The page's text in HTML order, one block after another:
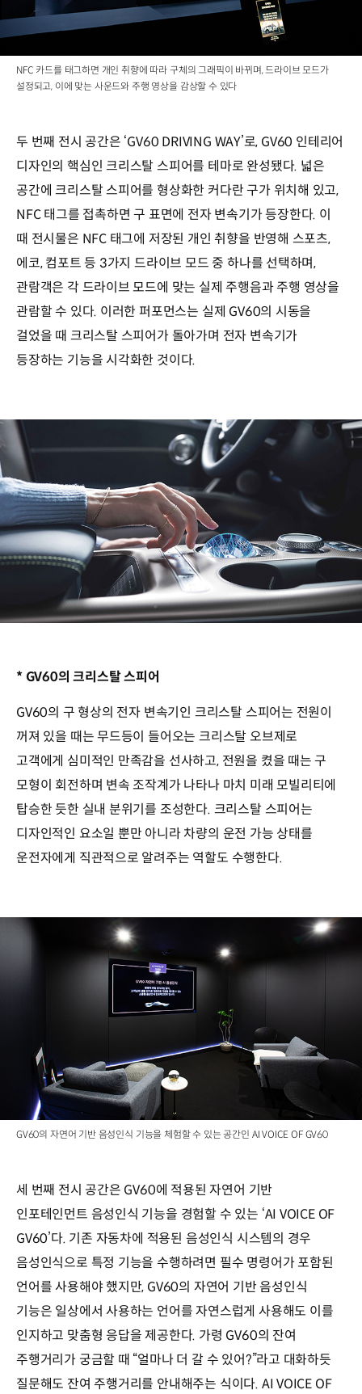
NFC 카드를 태그하면 개인 취향에 따라 구체의 그래픽이 바뀌며, 드라이브 모드가
설정되고, 이에 맞는 사운드와 주행 영상을 감상할 수 있다
두 번째 전시 공간은 ‘GV60 DRIVING WAY’로, GV60 인테리어
디자인의 핵심인 크리스탈 스피어를 테마로 완성됐다. 넓은
공간에 크리스탈 스피어를 형상화한 커다란 구가 위치해 있고,
NFC 태그를 접촉하면 구 표면에 전자 변속기가 등장한다. 이
때 전시물은 NFC 태그에 저장된 개인 취향을 반영해 스포츠,
에코, 컴포트 등 3가지 드라이브 모드 중 하나를 선택하며,
관람객은 각 드라이브 모드에 맞는 실제 주행음과 주행 영상을
관람할 수 있다. 이러한 퍼포먼스는 실제 GV60의 시동을
걸었을 때 크리스탈 스피어가 돌아가며 전자 변속기가
등장하는 기능을 시각화한 것이다.
* GV60의 크리스탈 스피어
GV60의 구 형상의 전자 변속기인 크리스탈 스피어는 전원이
꺼져 있을 때는 무드등이 들어오는 크리스탈 오브제로
고객에게 심미적인 만족감을 선사하고, 전원을 켰을 때는 구
모형이 회전하며 변속 조작계가 나타나 마치 미래 모빌리티에
탑승한 듯한 실내 분위기를 조성한다. 크리스탈 스피어는
디자인적인 요소일 뿐만 아니라 차량의 운전 가능 상태를
운전자에게 직관적으로 알려주는 역할도 수행한다.
GV60의 자연어 기반 음성인식 기능을 체험할 수 있는 공간인 AI VOICE OF GV60
세 번째 전시 공간은 GV60에 적용된 자연어 기반
인포테인먼트 음성인식 기능을 경험할 수 있는 ‘AI VOICE OF
GV60’다. 기존 자동차에 적용된 음성인식 시스템의 경우
음성인식으로 특정 기능을 수행하려면 필수 명령어가 포함된
언어를 사용해야 했지만, GV60의 자연어 기반 음성인식
기능은 일상에서 사용하는 언어를 자연스럽게 사용해도 이를
인지하고 맞춤형 응답을 제공한다. 가령 GV60의 잔여
주행거리가 궁금할 때 “얼마나 더 갈 수 있어?”라고 대화하듯
질문해도 잔여 주행거리를 안내해주는 식이다. AI VOICE OF